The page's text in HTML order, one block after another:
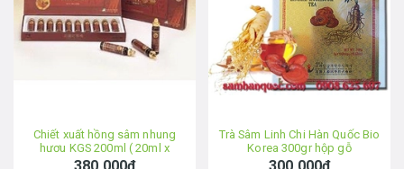
Chiết xuất hồng sâm nhung
hươu KGS 200ml ( 20ml x
10chai)
380.000₫
Trà Sâm Linh Chi Hàn Quốc Bio
Korea 300gr hộp gỗ
300.000₫